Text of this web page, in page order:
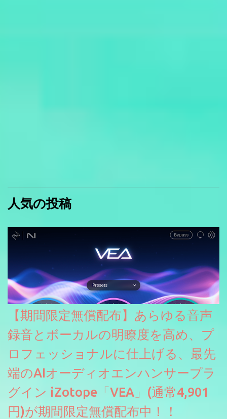
人気の投稿
【期間限定無償配布】あらゆる音声
録音とボーカルの明瞭度を高め、プ
ロフェッショナルに仕上げる、最先
端のAIオーディオエンハンサープラ
グイン iZotope「VEA」(通常4,901
円)が期間限定無償配布中！！